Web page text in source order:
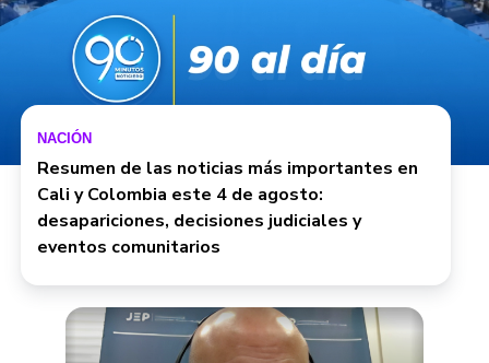
NACIÓN
Resumen de las noticias más importantes en
Cali y Colombia este 4 de agosto:
desapariciones, decisiones judiciales y
eventos comunitarios